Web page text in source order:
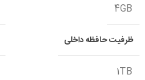
4GB
ظرفیت حافظه داخلی
1TB